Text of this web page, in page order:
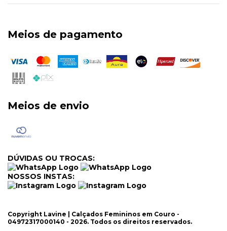
Meios de pagamento
Meios de envio
DÚVIDAS OU TROCAS:
NOSSOS INSTAS:
Copyright Lavine | Calçados Femininos em Couro -
04972317000140 - 2026. Todos os direitos reservados.